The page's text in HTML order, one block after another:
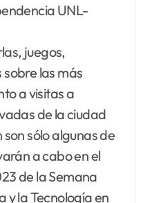
UNL-
juegos,
las más
a visitas a
de la ciudad
sólo algunas de
a cabo en el
de la Semana
y la Tecnología en